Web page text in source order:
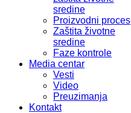
sredine
Proizvodni proces
Zaštita životne
sredine
Faze kontrole
Media centar
Vesti
Video
Preuzimanja
Kontakt